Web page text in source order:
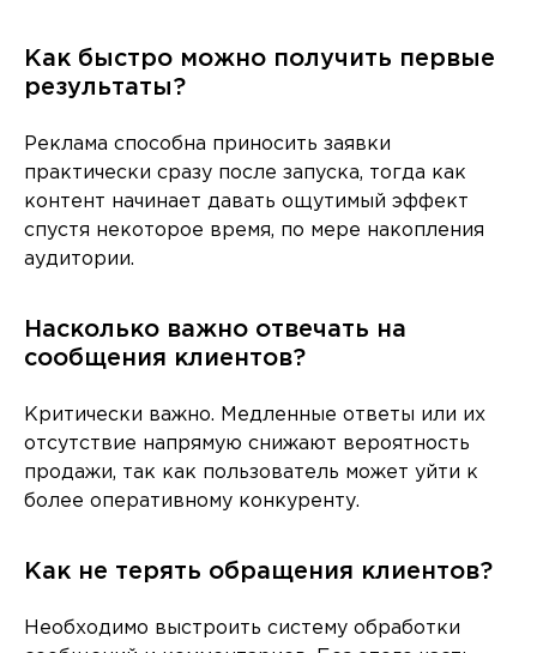
Как быстро можно получить первые
результаты?
Реклама способна приносить заявки
практически сразу после запуска, тогда как
контент начинает давать ощутимый эффект
спустя некоторое время, по мере накопления
аудитории.
Насколько важно отвечать на
сообщения клиентов?
Критически важно. Медленные ответы или их
отсутствие напрямую снижают вероятность
продажи, так как пользователь может уйти к
более оперативному конкуренту.
Как не терять обращения клиентов?
Необходимо выстроить систему обработки